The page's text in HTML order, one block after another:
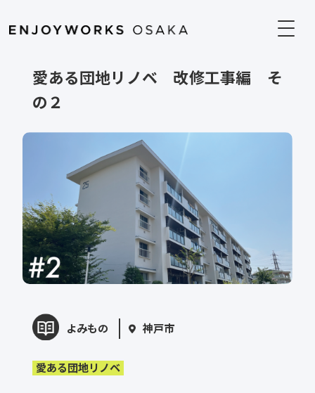
愛ある団地リノベ 改修工事編 そ
の２
よみもの 神戸市
愛ある団地リノベ